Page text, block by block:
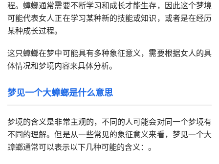
程。蟑螂通常需要不断学习和成长才能生存，因此这个梦境
可能代表女人正在学习某种新的技能或知识，或者是在经历
某种成长过程。
这只蟑螂在梦中可能具有多种象征意义，需要根据女人的具
体情况和梦境内容来具体分析。
梦见一个大蟑螂是什么意思
梦境的含义是非常主观的，不同的人可能会对同一个梦境有
不同的理解。但是从一些常见的象征意义来看，梦见一个大
蟑螂通常可以表示以下几种可能的含义：。